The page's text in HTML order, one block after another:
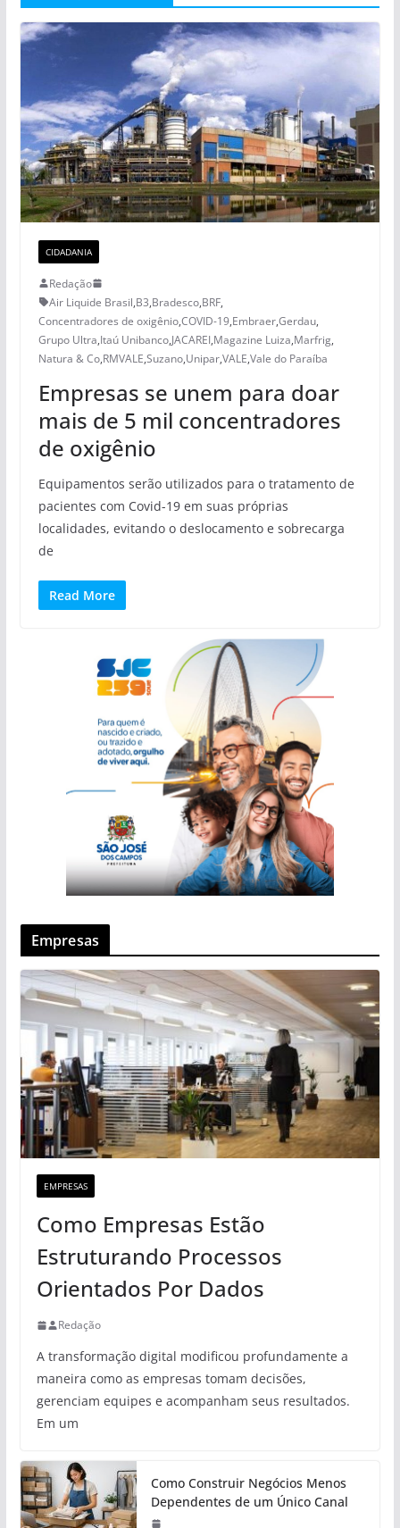
CIDADANIA
Redação
Air Liquide Brasil,B3,Bradesco,BRF,
Concentradores de oxigênio,COVID-19,Embraer,Gerdau,
Grupo Ultra,Itaú Unibanco,JACAREI,Magazine Luiza,Marfrig,
Natura & Co,RMVALE,Suzano,Unipar,VALE,Vale do Paraíba
Empresas se unem para doar
mais de 5 mil concentradores
de oxigênio
Equipamentos serão utilizados para o tratamento de
pacientes com Covid-19 em suas próprias
localidades, evitando o deslocamento e sobrecarga
de
Read More
Empresas
EMPRESAS
Como Empresas Estão
Estruturando Processos
Orientados Por Dados
Redação
A transformação digital modificou profundamente a
maneira como as empresas tomam decisões,
gerenciam equipes e acompanham seus resultados.
Em um
Como Construir Negócios Menos
Dependentes de um Único Canal